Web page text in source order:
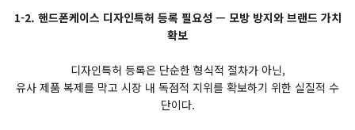
1-2. 핸드폰케이스 디자인특허 등록 필요성 — 모방 방지와 브랜드 가치
확보
디자인특허 등록은 단순한 형식적 절차가 아닌,
유사 제품 복제를 막고 시장 내 독점적 지위를 확보하기 위한 실질적 수
단이다.